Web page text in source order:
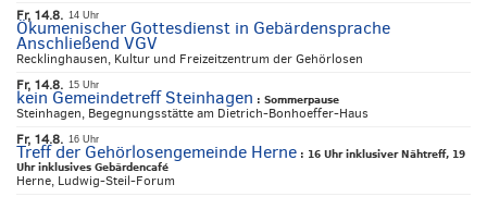
Fr, 14.8. 14 Uhr
Ökumenischer Gottesdienst in Gebärdensprache
Anschließend VGV
Recklinghausen, Kultur und Freizeitzentrum der Gehörlosen
Fr, 14.8. 15 Uhr
kein Gemeindetreff Steinhagen : Sommerpause
Steinhagen, Begegnungsstätte am Dietrich-Bonhoeffer-Haus
Fr, 14.8. 16 Uhr
Treff der Gehörlosengemeinde Herne : 16 Uhr inklusiver Nähtreff, 19
Uhr inklusives Gebärdencafé
Herne, Ludwig-Steil-Forum